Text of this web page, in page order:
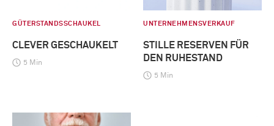
GÜTERSTANDSSCHAUKEL
CLEVER GESCHAUKELT
5 Min
UNTERNEHMENSVERKAUF
STILLE RESERVEN FÜR
DEN RUHESTAND
5 Min